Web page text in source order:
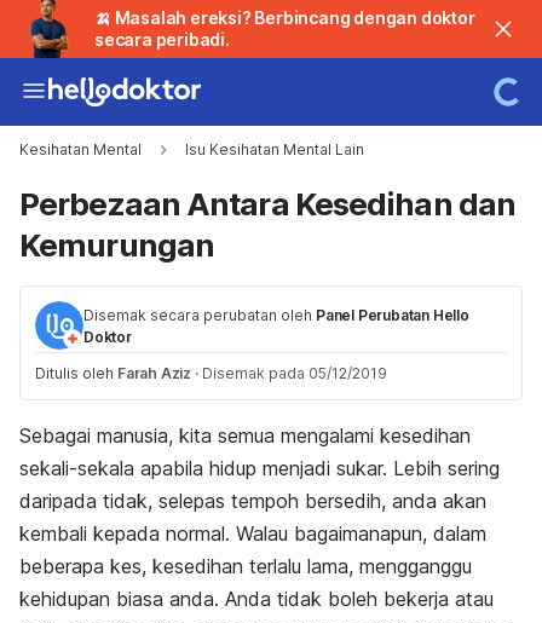
🍌 Masalah ereksi? Berbincang dengan doktor
secara peribadi.
Kesihatan Mental Isu Kesihatan Mental Lain
Perbezaan Antara Kesedihan dan
Kemurungan
Disemak secara perubatan oleh Panel Perubatan Hello
Doktor
Ditulis oleh Farah Aziz · Disemak pada 05/12/2019
Sebagai manusia, kita semua mengalami kesedihan
sekali-sekala apabila hidup menjadi sukar. Lebih sering
daripada tidak, selepas tempoh bersedih, anda akan
kembali kepada normal. Walau bagaimanapun, dalam
beberapa kes, kesedihan terlalu lama, mengganggu
kehidupan biasa anda. Anda tidak boleh bekerja atau